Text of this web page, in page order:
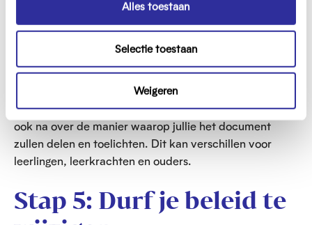
e
Alles toestaan
Selectie toestaan
Weigeren
dienen. Giet er zowel de zaken in die al van toepassing
waren op jullie school als de nieuwe beslissingen.
Zorg ervoor dat het duidelijk is waarom jullie bepaalde
keuzes gemaakt hebben. Voorzie ook een
contactpersoon, zodat mensen weten waar ze
terechtkunnen bij vragen of problemen. Denk ten slotte
ook na over de manier waarop jullie het document
zullen delen en toelichten. Dit kan verschillen voor
leerlingen, leerkrachten en ouders.
Stap 5: Durf je beleid te